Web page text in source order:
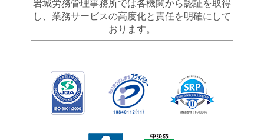
岩城労務管理事務所では各機関から認証を取得
し、業務サービスの高度化と責任を明確にして
おります。